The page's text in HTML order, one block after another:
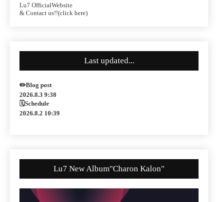
Lu7 OfficialWebsite
& Contact us!!(click here)
Last updated...
✏️Blog post
2026.8.3 9:38
🗓Schedule
2026.8.2 10:39
Lu7 New Album"Charon Kalon"